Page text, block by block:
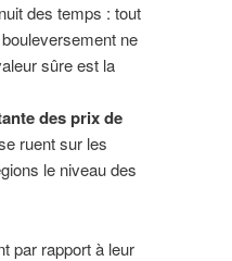
des temps : tout
ne
sûre est la
des prix de
ruent sur les
le niveau des
par rapport à leur